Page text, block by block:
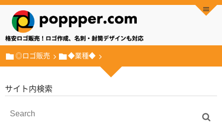
◎ロゴ販売 ◆業種◆
サイト内検索